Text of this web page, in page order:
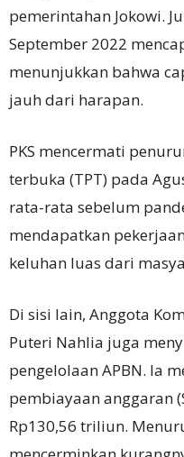
pemerintahan Jokowi.
September 2022
menunjukkan bahwa
jauh dari harapan.
PKS mencermati
terbuka (TPT) pada
rata-rata sebelum
mendapatkan
keluhan luas dari
Di sisi lain, Anggota
Puteri Nahlia juga
pengelolaan APBN. Ia
pembiayaan anggaran
Rp130,56 triliun.